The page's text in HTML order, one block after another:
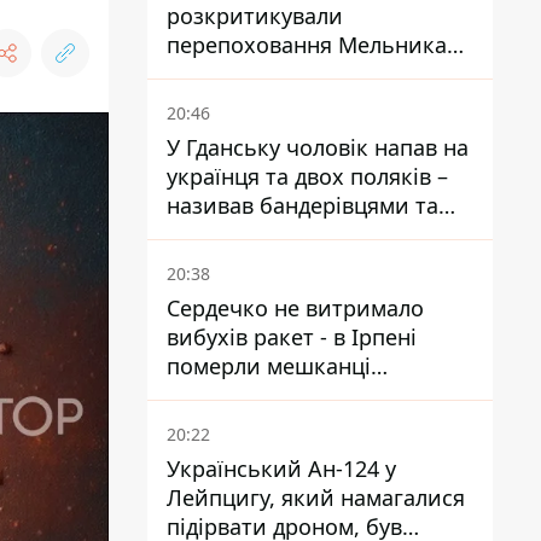
розкритикували
перепоховання Мельника
через ризик дипломатичної
ізоляції
20:46
У Гданську чоловік напав на
українця та двох поляків –
називав бандерівцями та
поводився агресивно
20:38
Сердечко не витримало
вибухів ракет - в Ірпені
померли мешканці
притулку для собак з
інвалідністю
20:22
Український Ан-124 у
Лейпцигу, який намагалися
підірвати дроном, був